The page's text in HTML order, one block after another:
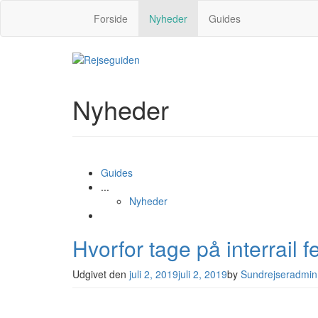
Forside Nyheder Guides
Nyheder
Guides
...
Nyheder
Hvorfor tage på interrail
Udgivet den juli 2, 2019juli 2, 2019by Sundrejseradmin